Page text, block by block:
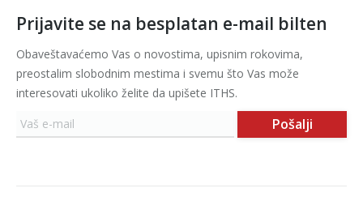
Prijavite se na besplatan e-mail bilten
Obaveštavaćemo Vas o novostima, upisnim rokovima,
preostalim slobodnim mestima i svemu što Vas može
interesovati ukoliko želite da upišete ITHS.